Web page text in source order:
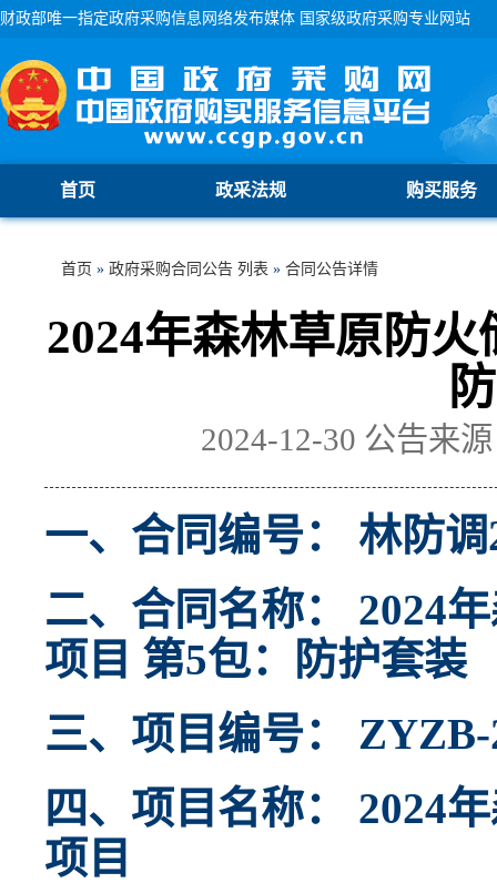
财政部唯一指定政府采购信息网络发布媒体 国家级政府采购专业网站
首页 政采法规 购买服务
首页 » 政府采购合同公告 列表 » 合同公告详情
2024年森林草原防
2024-12-30 公告来
一、合同编号： 林防
二、合同名称： 2024
项目 第5包：防护套装
三、项目编号： ZYZB-
四、项目名称： 2024
项目